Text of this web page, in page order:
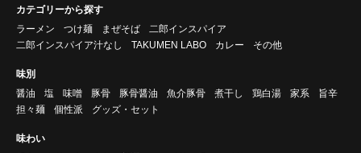
カテゴリーから探す
ラーメン
つけ麺 まぜそば
二郎インスパイア
二郎インスパイア汁なし
TAKUMEN LABO カレー その他
味別
醤油
塩 味噌 豚骨 豚骨醤油 魚介豚骨 煮干し 鶏白湯 家系
旨辛
担々麺
個性派 グッズ・セット
味わい